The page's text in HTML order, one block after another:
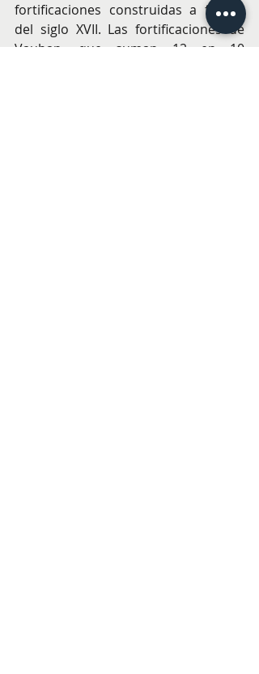
fortificaciones construidas a finales
del siglo XVII. Las fortificaciones de
Vauban, que suman 12 en 10